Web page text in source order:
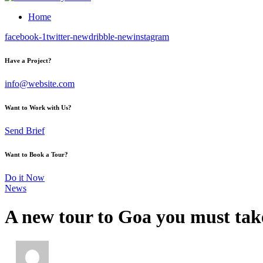
Home
facebook-1twitter-newdribble-newinstagram
Have a Project?
info@website.com
Want to Work with Us?
Send Brief
Want to Book a Tour?
Do it Now
News
A new tour to Goa you must